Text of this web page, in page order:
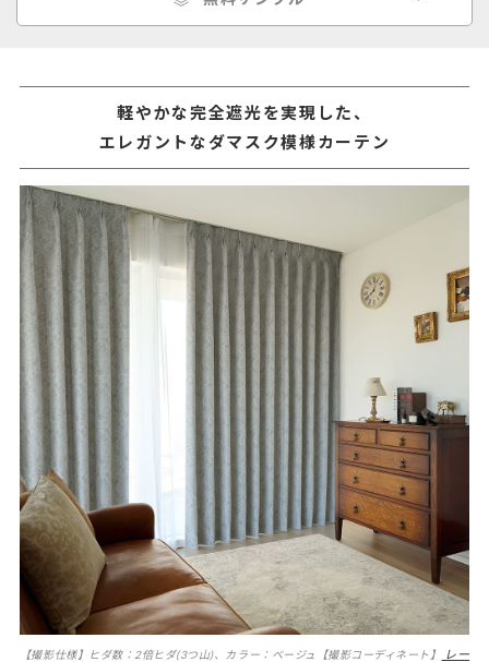
軽やかな完全遮光を実現した、
エレガントなダマスク模様カーテン
【撮影仕様】ヒダ数：2倍ヒダ(3つ山)、カラー：ベージュ【撮影コーディネート】
レー